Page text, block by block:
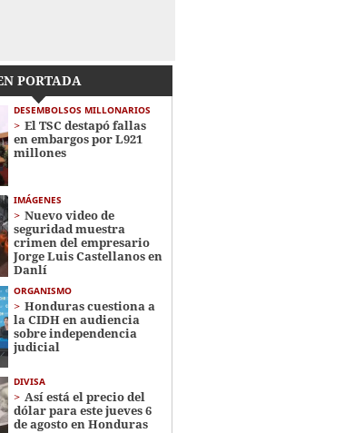
PORTADA
DESEMBOLSOS MILLONARIOS
El TSC destapó fallas
en embargos por L921
millones
IMÁGENES
Nuevo video de
seguridad muestra
crimen del empresario
Jorge Luis Castellanos en
Danlí
ORGANISMO
Honduras cuestiona a
la CIDH en audiencia
sobre independencia
judicial
DIVISA
Así está el precio del
dólar para este jueves 6
de agosto en Honduras